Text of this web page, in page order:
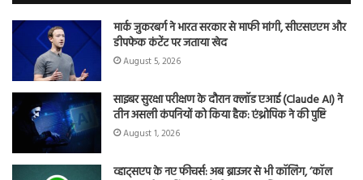
मार्क जुकरबर्ग ने भारत सरकार से माफी मांगी, सीएसएएम और
डीपफेक कंटेंट पर जताया खेद
August 5, 2026
साइबर सुरक्षा परीक्षण के दौरान क्लॉड एआई (Claude AI) ने
तीन असली कंपनियों को किया हैक: एंथ्रोपिक ने की पुष्टि
August 1, 2026
व्हाट्सएप के नए फीचर्स: अब ब्राउजर से भी कॉलिंग, ‘कॉल